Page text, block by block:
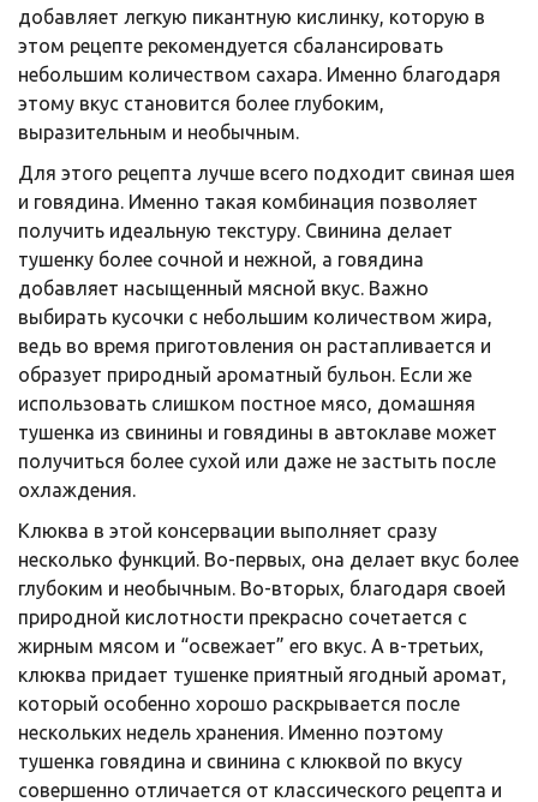
добавляет легкую пикантную кислинку, которую в
этом рецепте рекомендуется сбалансировать
небольшим количеством сахара. Именно благодаря
этому вкус становится более глубоким,
выразительным и необычным.
Для этого рецепта лучше всего подходит свиная шея
и говядина. Именно такая комбинация позволяет
получить идеальную текстуру. Свинина делает
тушенку более сочной и нежной, а говядина
добавляет насыщенный мясной вкус. Важно
выбирать кусочки с небольшим количеством жира,
ведь во время приготовления он растапливается и
образует природный ароматный бульон. Если же
использовать слишком постное мясо, домашняя
тушенка из свинины и говядины в автоклаве может
получиться более сухой или даже не застыть после
охлаждения.
Клюква в этой консервации выполняет сразу
несколько функций. Во-первых, она делает вкус более
глубоким и необычным. Во-вторых, благодаря своей
природной кислотности прекрасно сочетается с
жирным мясом и “освежает” его вкус. А в-третьих,
клюква придает тушенке приятный ягодный аромат,
который особенно хорошо раскрывается после
нескольких недель хранения. Именно поэтому
тушенка говядина и свинина с клюквой по вкусу
совершенно отличается от классического рецепта и